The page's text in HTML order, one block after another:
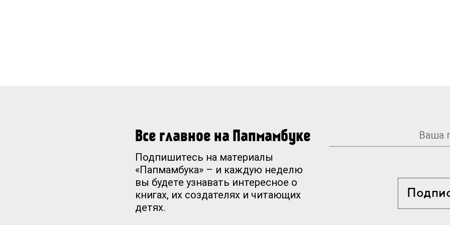
Все главное на Папмамбуке
Подпишитесь на материалы
«Папмамбука» – и каждую неделю
вы будете узнавать интересное о
книгах, их создателях и читающих
детях.